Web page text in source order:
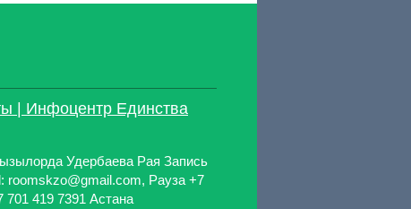
| Инфоцентр Единства
Удербаева Рая Запись
roomskzo@gmail.com, Рауза +7
701 419 7391 Астана